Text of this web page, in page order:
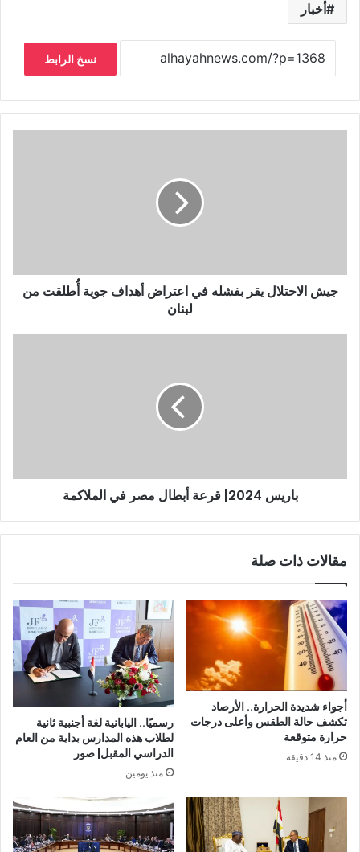
أخبار
نسخ الرابط
جيش الاحتلال يقر بفشله في اعتراض أهداف جوية أُُطلقت من
لبنان
باريس 2024| قرعة أبطال مصر في الملاكمة
مقالات ذات صلة
أجواء شديدة الحرارة.. الأرصاد
تكشف حالة الطقس وأعلى درجات
حرارة متوقعة
منذ 14 دقيقة
رسميًا.. اليابانية لغة أجنبية ثانية
لطلاب هذه المدارس بداية من العام
الدراسي المقبل| صور
منذ يومين